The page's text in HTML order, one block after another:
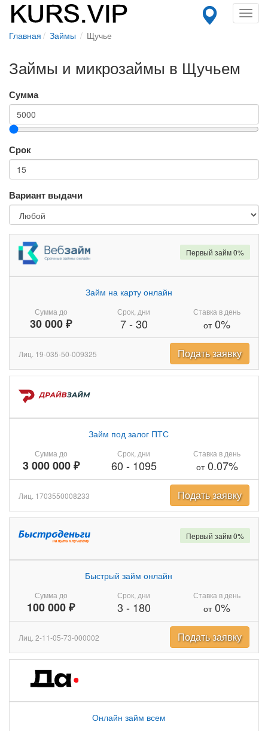
Главная Займы Щучье
Займы и микрозаймы в Щучьем
Сумма
Срок
Вариант выдачи
Сумма до
30 000 ₽
Займ на карту онлайн
Срок, дни
7- 30
Ставка в день
от0%
Первый займ 0%
Лиц. 19-035-50-009325 Подать заявку
Сумма до
3 000 000 ₽
Займ под залог ПТС
Срок, дни
60 - 1095
Ставка в день
от0.07%
Лиц. 1703550008233 Подать заявку
Сумма до
100 000 ₽
Быстрый займ онлайн
Срок, дни
3 - 180
Ставка в день
от0%
Первый займ 0%
Лиц. 2-11-05-73-000002 Подать заявку
Онлайн займ всем